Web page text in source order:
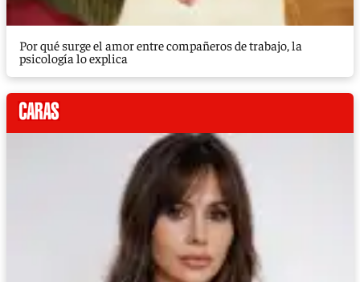
Por qué surge el amor entre compañeros de trabajo, la
psicología lo explica